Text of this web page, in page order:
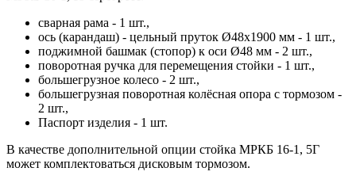
сварная рама - 1 шт.,
ось (карандаш) - цельный пруток Ø48х1900 мм - 1 шт.,
поджимной башмак (стопор) к оси Ø48 мм - 2 шт.,
поворотная ручка для перемещения стойки - 1 шт.,
большегрузное колесо - 2 шт.,
большегрузная поворотная колёсная опора с тормозом -
2 шт.,
Паспорт изделия - 1 шт.
В качестве дополнительной опции стойка МРКБ 16-1, 5Г
может комплектоваться дисковым тормозом.